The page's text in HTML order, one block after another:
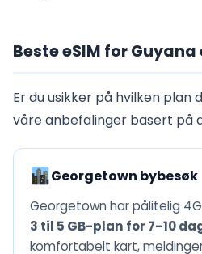
Beste eSIM for
Er du usikker på hvilken plan
våre anbefalinger basert på
Georgetown bybesøk
Georgetown har pålitelig 4G
3 til 5 GB-plan for 7–10
komfortabelt kart,